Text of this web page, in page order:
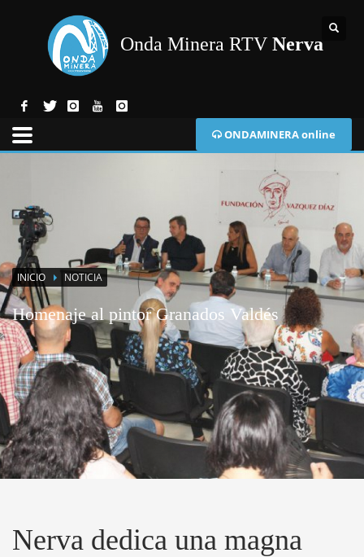
Onda Minera RTV Nerva
ONDAMINERA online
INICIO NOTICIA
Homenaje al pintor Granados Valdés
Nerva dedica una magna